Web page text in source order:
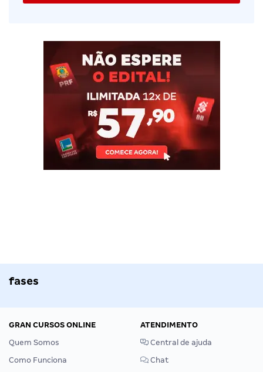
fases
GRAN CURSOS ONLINE
Quem Somos
Como Funciona
ATENDIMENTO
Central de ajuda
Chat